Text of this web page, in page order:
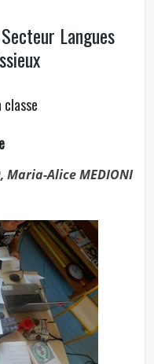
Langues
classe
Maria-Alice MEDIONI